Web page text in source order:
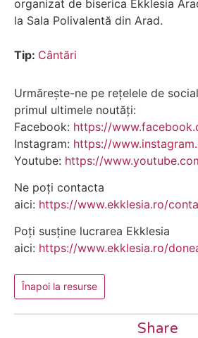
organizat de biserica Ekklesia
la Sala Polivalentă din Arad.
Tip: Cântări
Urmărește-ne pe rețelele de
primul ultimele noutăți:
Facebook: https://
Instagram: https://
Youtube: https://
Ne poți contacta
aici: https://www.ekklesia.ro/
Poți susține lucrarea Ekklesia
aici: https://www.ekklesia.ro/
Înapoi la resurse
Share